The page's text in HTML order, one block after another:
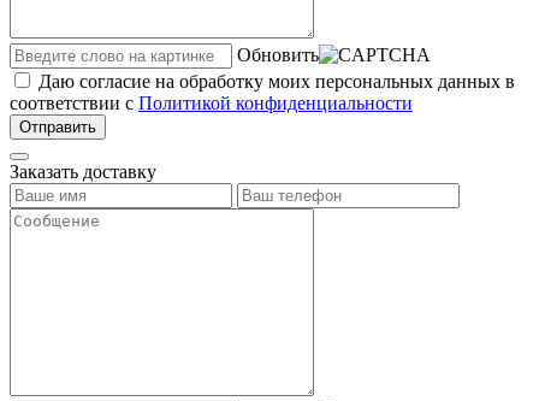
Обновить
Даю согласие на обработку моих персональных данных в
соответствии с Политикой конфиденциальности
Отправить
Заказать доставку